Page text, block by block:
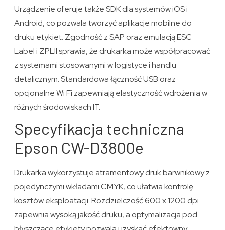
Urządzenie oferuje także SDK dla systemów iOS i
Android, co pozwala tworzyć aplikacje mobilne do
druku etykiet. Zgodność z SAP oraz emulacją ESC
Label i ZPLII sprawia, że drukarka może współpracować
z systemami stosowanymi w logistyce i handlu
detalicznym. Standardowa łączność USB oraz
opcjonalne Wi Fi zapewniają elastyczność wdrożenia w
różnych środowiskach IT.
Specyfikacja techniczna
Epson CW-D3800e
Drukarka wykorzystuje atramentowy druk barwnikowy z
pojedynczymi wkładami CMYK, co ułatwia kontrolę
kosztów eksploatacji. Rozdzielczość 600 x 1200 dpi
zapewnia wysoką jakość druku, a optymalizacja pod